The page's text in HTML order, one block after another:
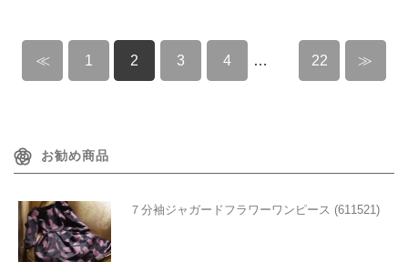
≪ 1 2 3 4 … 22 ≫
お勧め商品
７分袖ジャガードフラワーワンピース (611521)